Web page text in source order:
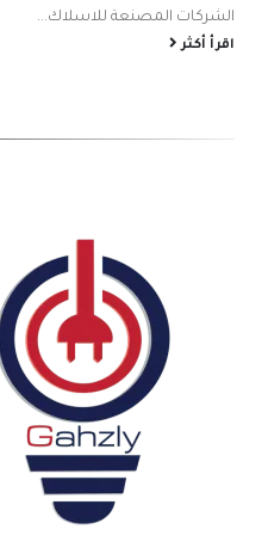
الشركات المصنعة للاسلاك...
اقرأ أكثر